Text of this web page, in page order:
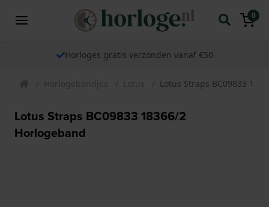
0
Horloges gratis verzonden vanaf €50
Horlogebandjes Lotus Lotus Straps BC09833
Lotus Straps BC09833 18366/2
Horlogeband